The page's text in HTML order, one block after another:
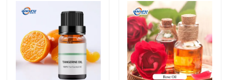
ویدیو
نمایش VR
درباره ما